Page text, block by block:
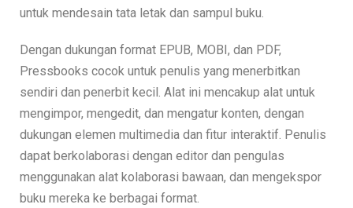
untuk mendesain tata letak dan sampul buku.
Dengan dukungan format EPUB, MOBI, dan PDF,
Pressbooks cocok untuk penulis yang menerbitkan
sendiri dan penerbit kecil. Alat ini mencakup alat untuk
mengimpor, mengedit, dan mengatur konten, dengan
dukungan elemen multimedia dan fitur interaktif. Penulis
dapat berkolaborasi dengan editor dan pengulas
menggunakan alat kolaborasi bawaan, dan mengekspor
buku mereka ke berbagai format.